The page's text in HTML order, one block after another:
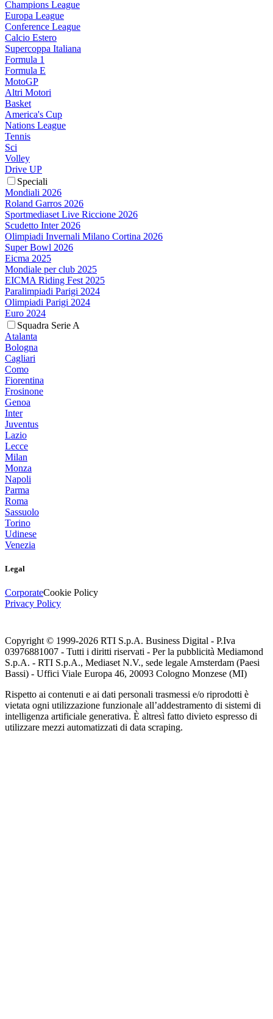
Champions League
Europa League
Conference League
Calcio Estero
Supercoppa Italiana
Formula 1
Formula E
MotoGP
Altri Motori
Basket
America's Cup
Nations League
Tennis
Sci
Volley
Drive UP
Speciali
Mondiali 2026
Roland Garros 2026
Sportmediaset Live Riccione 2026
Scudetto Inter 2026
Olimpiadi Invernali Milano Cortina 2026
Super Bowl 2026
Eicma 2025
Mondiale per club 2025
EICMA Riding Fest 2025
Paralimpiadi Parigi 2024
Olimpiadi Parigi 2024
Euro 2024
Squadra Serie A
Atalanta
Bologna
Cagliari
Como
Fiorentina
Frosinone
Genoa
Inter
Juventus
Lazio
Lecce
Milan
Monza
Napoli
Parma
Roma
Sassuolo
Torino
Udinese
Venezia
Legal
CorporateCookie Policy
Privacy Policy
Copyright © 1999-2026 RTI S.p.A. Business Digital - P.Iva
03976881007 - Tutti i diritti riservati - Per la pubblicità Mediamond
S.p.A. - RTI S.p.A., Mediaset N.V., sede legale Amsterdam (Paesi
Bassi) - Uffici Viale Europa 46, 20093 Cologno Monzese (MI)
Rispetto ai contenuti e ai dati personali trasmessi e/o riprodotti è
vietata ogni utilizzazione funzionale all’addestramento di sistemi di
intelligenza artificiale generativa. È altresì fatto divieto espresso di
utilizzare mezzi automatizzati di data scraping.